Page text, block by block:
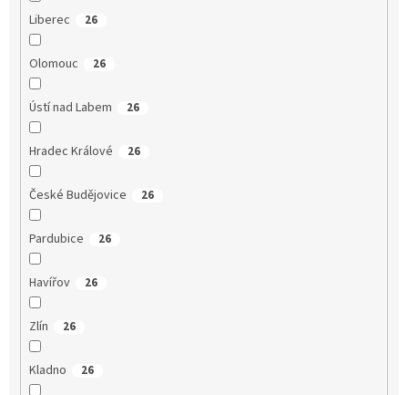
Liberec 26
Olomouc 26
Ústí nad Labem 26
Hradec Králové 26
České Budějovice 26
Pardubice 26
Havířov 26
Zlín 26
Kladno 26